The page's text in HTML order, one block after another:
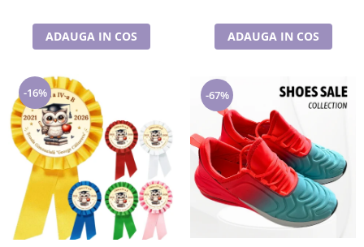
ADAUGA IN COS ADAUGA IN COS
-16% -67%